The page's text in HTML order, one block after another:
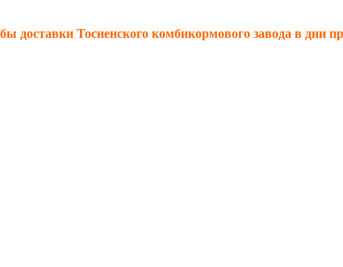
Тосненского комбикормового завода в дни